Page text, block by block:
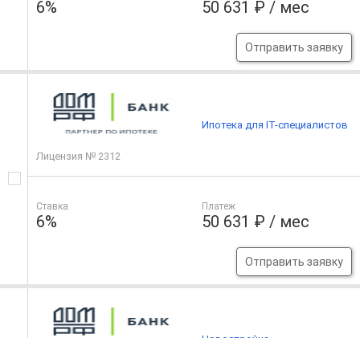
6% 50 631 ₽ / мес
Отправить заявку
Лицензия № 2312
Ставка
6%
Платеж
50 631 ₽ / мес
Отправить заявку
Ипотека для IT-специалистов